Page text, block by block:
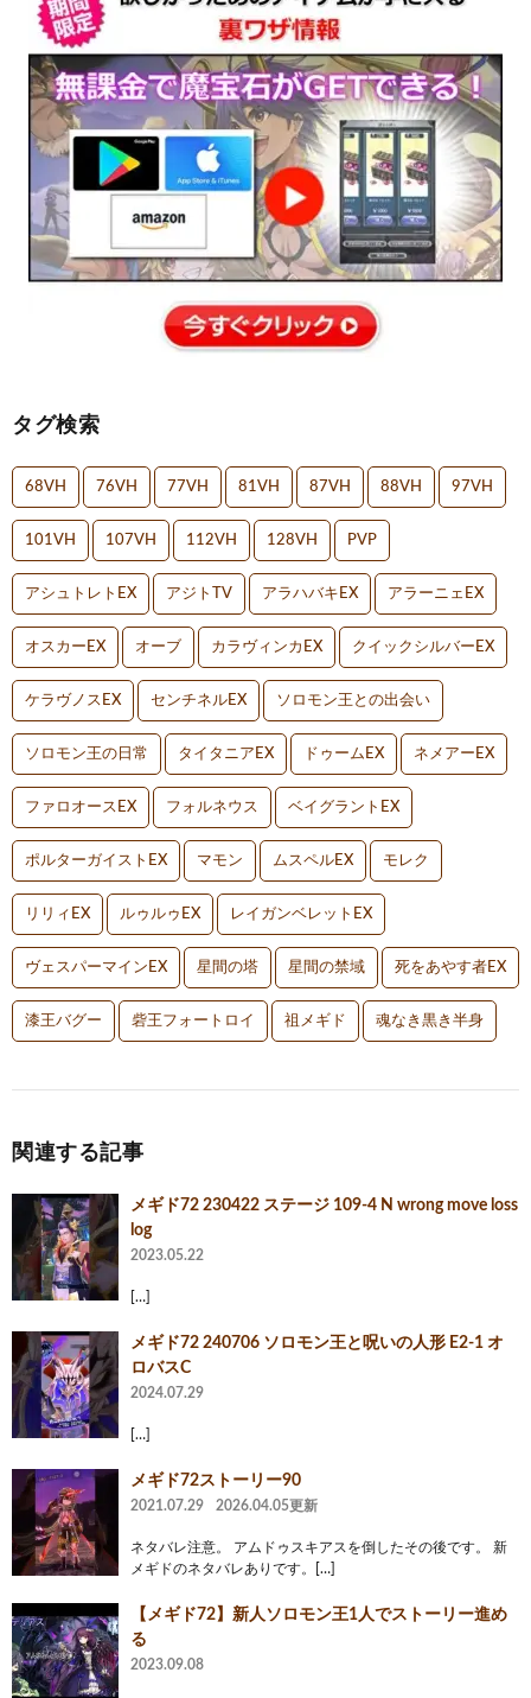
タグ検索
68VH 76VH 77VH 81VH 87VH 88VH 97VH
101VH 107VH 112VH 128VH PVP
アシュトレトEX アジトTV アラハバキEX アラーニェEX
オスカーEX オーブ カラヴィンカEX クイックシルバーEX
ケラヴノスEX センチネルEX ソロモン王との出会い
ソロモン王の日常 タイタニアEX ドゥームEX ネメアーEX
ファロオースEX フォルネウス ベイグラントEX
ポルターガイストEX マモン ムスペルEX モレク
リリィEX ルゥルゥEX レイガンベレットEX
ヴェスパーマインEX 星間の塔 星間の禁域 死をあやす者EX
漆王バグー 砦王フォートロイ 祖メギド 魂なき黒き半身
関連する記事
メギド72 230422 ステージ 109-4 N wrong move loss
log
2023.05.22
[…]
メギド72 240706 ソロモン王と呪いの人形 E2-1 オ
ロバスC
2024.07.29
[…]
メギド72ストーリー90
2021.07.29 2026.04.05更新
ネタバレ注意。 アムドゥスキアスを倒したその後です。 新
メギドのネタバレありです。[…]
【メギド72】新人ソロモン王1人でストーリー進め
る
2023.09.08